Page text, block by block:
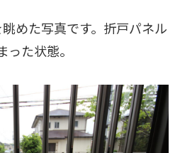
めた写真です。折戸パネル
った状態。